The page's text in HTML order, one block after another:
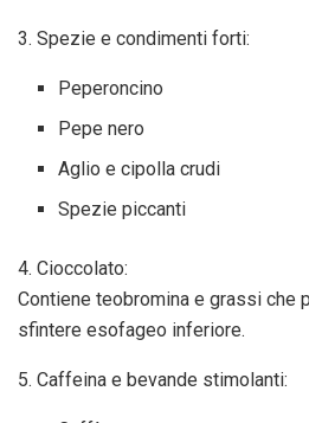
3. Spezie e condimenti forti:
Peperoncino
Pepe nero
Aglio e cipolla crudi
Spezie piccanti
4. Cioccolato:
Contiene teobromina e grassi che
sfintere esofageo inferiore.
5. Caffeina e bevande stimolanti: